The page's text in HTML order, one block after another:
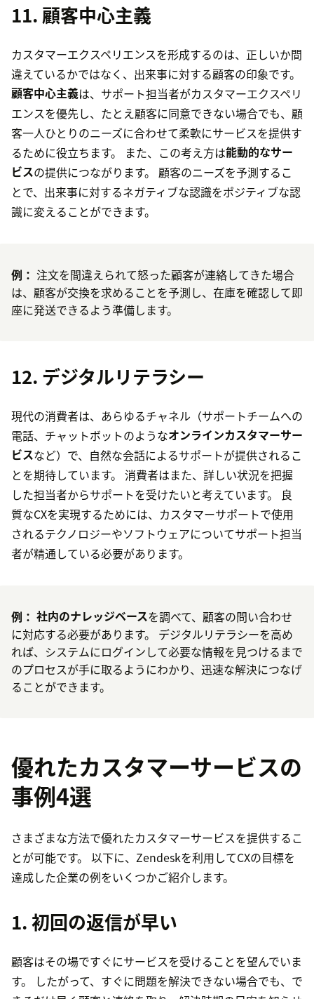
11. 顧客中心主義
カスタマーエクスペリエンスを形成するのは、正しいか間
違えているかではなく、出来事に対する顧客の印象です。
顧客中心主義は、サポート担当者がカスタマーエクスペリ
エンスを優先し、たとえ顧客に同意できない場合でも、顧
客一人ひとりのニーズに合わせて柔軟にサービスを提供す
るために役立ちます。 また、この考え方は能動的なサー
ビスの提供につながります。 顧客のニーズを予測するこ
とで、出来事に対するネガティブな認識をポジティブな認
識に変えることができます。
例： 注文を間違えられて怒った顧客が連絡してきた場合
は、顧客が交換を求めることを予測し、在庫を確認して即
座に発送できるよう準備します。
12. デジタルリテラシー
現代の消費者は、あらゆるチャネル（サポートチームへの
電話、チャットボットのようなオンラインカスタマーサー
ビスなど）で、自然な会話によるサポートが提供されるこ
とを期待しています。 消費者はまた、詳しい状況を把握
した担当者からサポートを受けたいと考えています。 良
質なCXを実現するためには、カスタマーサポートで使用
されるテクノロジーやソフトウェアについてサポート担当
者が精通している必要があります。
例： 社内のナレッジベースを調べて、顧客の問い合わせ
に対応する必要があります。 デジタルリテラシーを高め
れば、システムにログインして必要な情報を見つけるまで
のプロセスが手に取るようにわかり、迅速な解決につなげ
ることができます。
優れたカスタマーサービスの
事例4選
さまざまな方法で優れたカスタマーサービスを提供するこ
とが可能です。 以下に、Zendeskを利用してCXの目標を
達成した企業の例をいくつかご紹介します。
1. 初回の返信が早い
顧客はその場ですぐにサービスを受けることを望んでいま
す。 したがって、すぐに問題を解決できない場合でも、で